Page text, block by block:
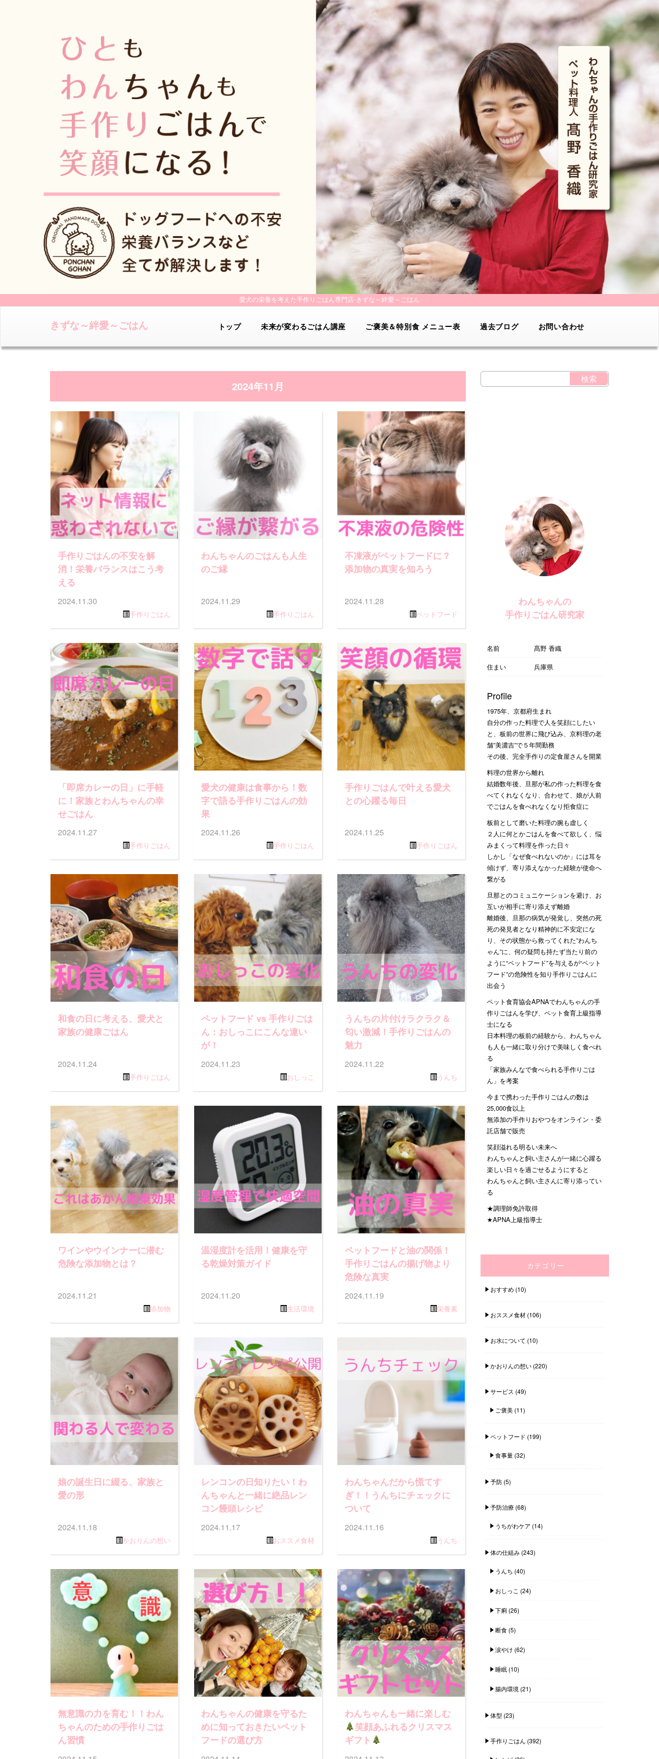
愛犬の栄養を考えた手作りごはん専門店-きずな～絆愛～ごはん
きずな～絆愛～ごはん トップ 未来が変わるごはん講座 ご褒美＆特別食 メニュー表 過去ブログ お問い合わせ
2024年11月
手作りごはんの不安を解
消！栄養バランスはこう考
える
2024.11.30
手作りごはん
わんちゃんのごはんも人生
のご縁
2024.11.29
手作りごはん
不凍液がペットフードに？
添加物の真実を知ろう
2024.11.28
ペットフード
「即席カレーの日」に手軽
に！家族とわんちゃんの幸
せごはん
2024.11.27
手作りごはん
愛犬の健康は食事から！数
字で語る手作りごはんの効
果
2024.11.26
手作りごはん
手作りごはんで叶える愛犬
との心躍る毎日
2024.11.25
手作りごはん
和食の日に考える、愛犬と
家族の健康ごはん
2024.11.24
手作りごはん
ペットフード vs 手作りごは
ん：おしっこにこんな違い
が！
2024.11.23
おしっこ
うんちの片付けラクラク＆
匂い激減！手作りごはんの
魅力
2024.11.22
うんち
ワインやウインナーに潜む
危険な添加物とは？
2024.11.21
添加物
温湿度計を活用！健康を守
る乾燥対策ガイド
2024.11.20
生活環境
ペットフードと油の関係！
手作りごはんの揚げ物より
危険な真実
2024.11.19
栄養素
娘の誕生日に綴る、家族と
愛の形
2024.11.18
かおりんの想い
レンコンの日知りたい！わ
んちゃんと一緒に絶品レン
コン饅頭レシピ
2024.11.17
おススメ食材
わんちゃんだから慌てす
ぎ！！うんちにチェックに
ついて
2024.11.16
うんち
無意識の力を育む！！わん
ちゃんのための手作りごは
ん習慣
わんちゃんの健康を守るた
めに知っておきたいペット
フードの選び方
わんちゃんも一緒に楽しむ
笑顔あふれるクリスマス
ギフト
わんちゃんの
手作りごはん研究家
名前
髙野 香織
住まい
兵庫県
Profile
1975年、京都府生まれ
自分の作った料理で人を笑顔にしたい
と、板前の世界に飛び込み、京料理の老
舗”美濃吉”で５年間勤務
その後、完全手作りの定食屋さんを開業
料理の世界から離れ
結婚数年後、旦那が私の作った料理を食
べてくれなくなり、合わせて、娘が人前
でごはんを食べれなくなり拒食症に
板前として磨いた料理の腕も虚しく
２人に何とかごはんを食べて欲しく、悩
みまくって料理を作った日々
しかし「なぜ食べれないのか」には耳を
傾けず、寄り添えなかった経験が使命へ
繋がる
旦那とのコミュニケーションを避け、お
互いが相手に寄り添えず離婚
離婚後、旦那の病気が発覚し、突然の死
死の発見者となり精神的に不安定にな
り、その状態から救ってくれた”わんち
ゃん”に、何の疑問も持たず当たり前の
ように“ペットフード”を与えるが“ペット
フード”の危険性を知り手作りごはんに
出会う
ペット食育協会APNAでわんちゃんの手
作りごはんを学び、ペット食育上級指導
士になる
日本料理の板前の経験から、わんちゃん
も人も一緒に取り分けで美味しく食べれ
る
「家族みんなで食べられる手作りごは
ん」を考案
今まで携わった手作りごはんの数は
25,000食以上
無添加の手作りおやつをオンライン・委
託店舗で販売
笑顔溢れる明るい未来へ
わんちゃんと飼い主さんが一緒に心躍る
楽しい日々を過ごせるようにすると
わんちゃんと飼い主さんに寄り添ってい
る
★調理師免許取得
★APNA上級指導士
カテゴリー
おすすめ (10)
おススメ食材(106)
お水について (10)
かおりんの想い(220)
サービス (49)
ご褒美(11)
ペットフード (199)
食事量(32)
予防(5)
予防治療(68)
うちがわケア (14)
体の仕組み(243)
うんち (40)
おしっこ (24)
下痢 (26)
断食(5)
涙やけ (62)
睡眠(10)
腸内環境(21)
体型 (23)
手作りごはん (392)